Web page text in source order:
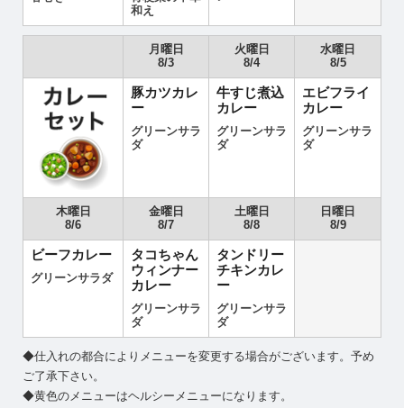
和え
月曜日
8/3
火曜日
8/4
水曜日
8/5
豚カツカレ
ー
グリーンサラ
ダ
牛すじ煮込
カレー
グリーンサラ
ダ
エビフライ
カレー
グリーンサラ
ダ
木曜日
8/6
金曜日
8/7
土曜日
8/8
日曜日
8/9
ビーフカレー
グリーンサラダ
タコちゃん
ウィンナー
カレー
グリーンサラ
ダ
タンドリー
チキンカレ
ー
グリーンサラ
ダ
◆仕入れの都合によりメニューを変更する場合がございます。予め
ご了承下さい。
◆黄色のメニューはヘルシーメニューになります。